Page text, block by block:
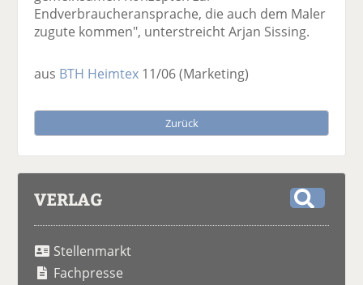
Endverbraucheransprache, die auch dem Maler
zugute kommen", unterstreicht Arjan Sissing.
aus BTH Heimtex 11/06(Marketing)
Zurück
VERLAG
Stellenmarkt
Fachpresse